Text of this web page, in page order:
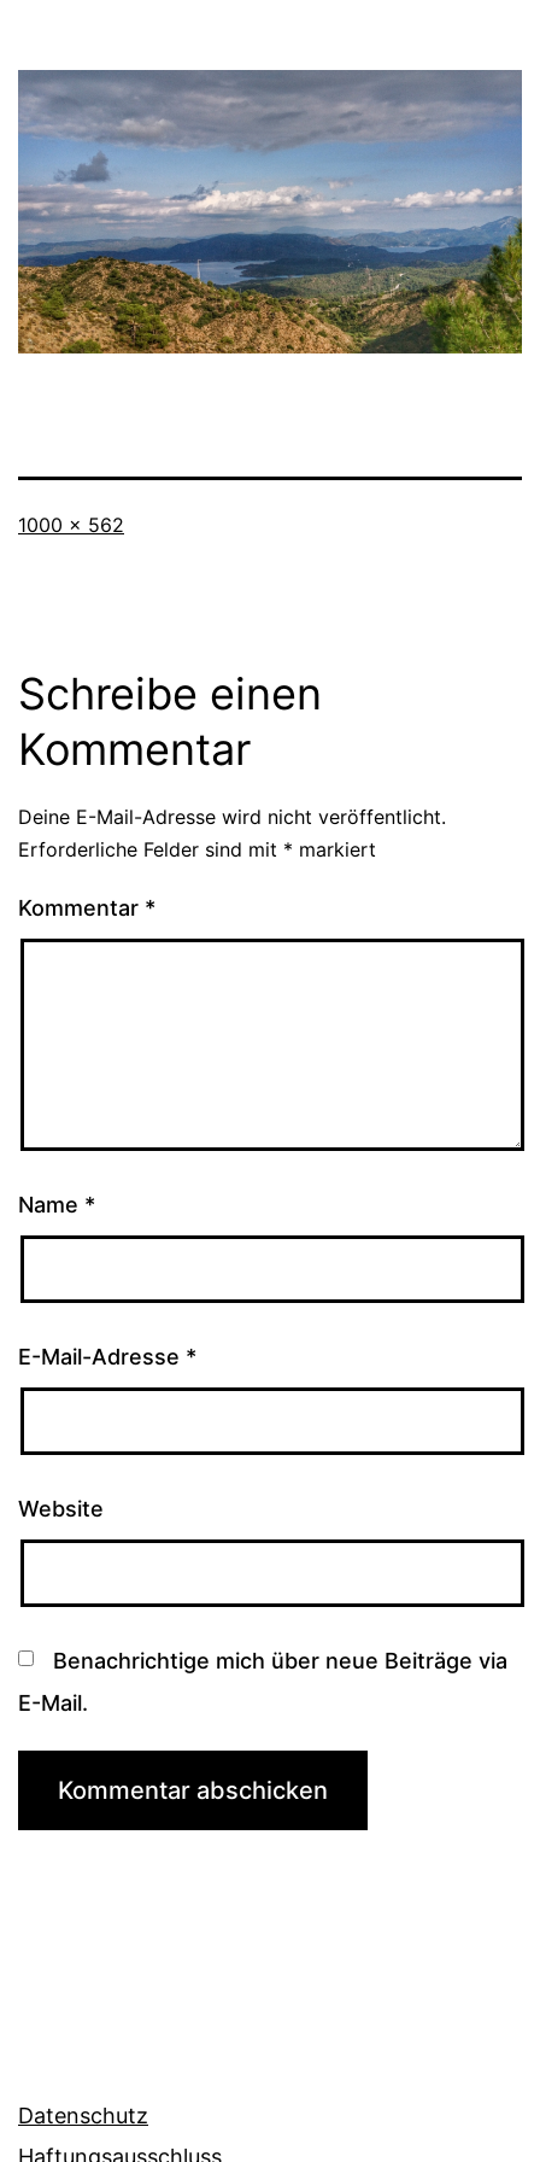
Originalgröße
1000 × 562
Schreibe einen
Kommentar
Deine E-Mail-Adresse wird nicht veröffentlicht.
Erforderliche Felder sind mit * markiert
Kommentar *
Name *
E-Mail-Adresse *
Website
Benachrichtige mich über neue Beiträge via
E-Mail.
Datenschutz
Haftungsausschluss